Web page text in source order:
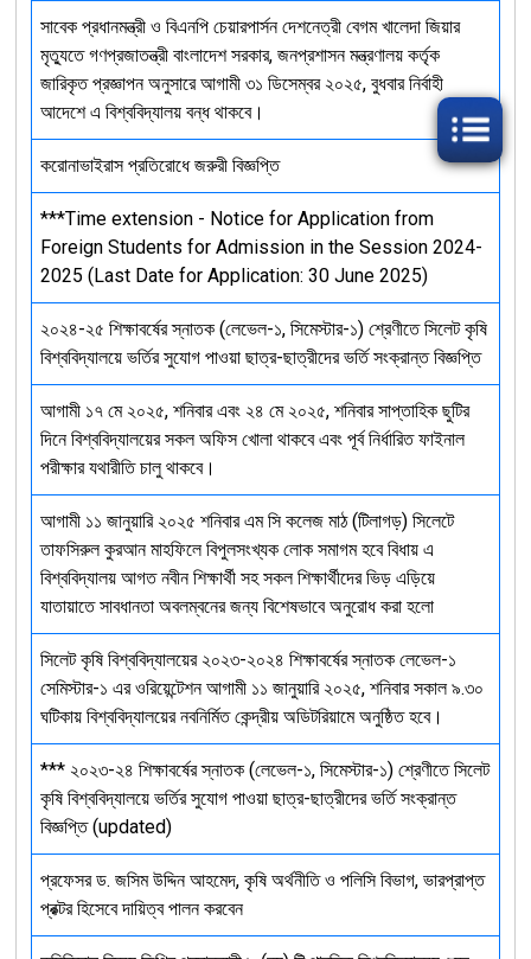
সাবেক প্রধানমন্ত্রী ও বিএনপি চেয়ারপার্সন দেশনেত্রী বেগম খালেদা জিয়ার
মৃত্যুতে গণপ্রজাতন্ত্রী বাংলাদেশ সরকার, জনপ্রশাসন মন্ত্রণালয় কর্তৃক
জারিকৃত প্রজ্ঞাপন অনুসারে আগামী ৩১ ডিসেম্বর ২০২৫, বুধবার নির্বাহী
আদেশে এ বিশ্ববিদ্যালয় বন্ধ থাকবে।
করোনাভাইরাস প্রতিরোধে জরুরী বিজ্ঞপ্তি
***Time extension - Notice for Application from
Foreign Students for Admission in the Session 2024-
2025 (Last Date for Application: 30 June 2025)
২০২৪-২৫ শিক্ষাবর্ষের স্নাতক (লেভেল-১, সিমেস্টার-১) শ্রেণীতে সিলেট কৃষি
বিশ্ববিদ্যালয়ে ভর্তির সুযোগ পাওয়া ছাত্র-ছাত্রীদের ভর্তি সংক্রান্ত বিজ্ঞপ্তি
আগামী ১৭ মে ২০২৫, শনিবার এবং ২৪ মে ২০২৫, শনিবার সাপ্তাহিক ছুটির
দিনে বিশ্ববিদ্যালয়ের সকল অফিস খোলা থাকবে এবং পূর্ব নির্ধারিত ফাইনাল
পরীক্ষার যথারীতি চালু থাকবে।
আগামী ১১ জানুয়ারি ২০২৫ শনিবার এম সি কলেজ মাঠ (টিলাগড়) সিলেটে
তাফসিরুল কুরআন মাহফিলে বিপুলসংখ্যক লোক সমাগম হবে বিধায় এ
বিশ্ববিদ্যালয় আগত নবীন শিক্ষার্থী সহ সকল শিক্ষার্থীদের ভিড় এড়িয়ে
যাতায়াতে সাবধানতা অবলম্বনের জন্য বিশেষভাবে অনুরোধ করা হলো
সিলেট কৃষি বিশ্ববিদ্যালয়ের ২০২৩-২০২৪ শিক্ষাবর্ষের স্নাতক লেভেল-১
সেমিস্টার-১ এর ওরিয়েন্টেশন আগামী ১১ জানুয়ারি ২০২৫, শনিবার সকাল ৯.৩০
ঘটিকায় বিশ্ববিদ্যালয়ের নবনির্মিত কেন্দ্রীয় অডিটরিয়ামে অনুষ্ঠিত হবে।
*** ২০২৩-২৪ শিক্ষাবর্ষের স্নাতক (লেভেল-১, সিমেস্টার-১) শ্রেণীতে সিলেট
কৃষি বিশ্ববিদ্যালয়ে ভর্তির সুযোগ পাওয়া ছাত্র-ছাত্রীদের ভর্তি সংক্রান্ত
বিজ্ঞপ্তি (updated)
প্রফেসর ড. জসিম উদ্দিন আহমেদ, কৃষি অর্থনীতি ও পলিসি বিভাগ, ভারপ্রাপ্ত
প্রক্টর হিসেবে দায়িত্ব পালন করবেন